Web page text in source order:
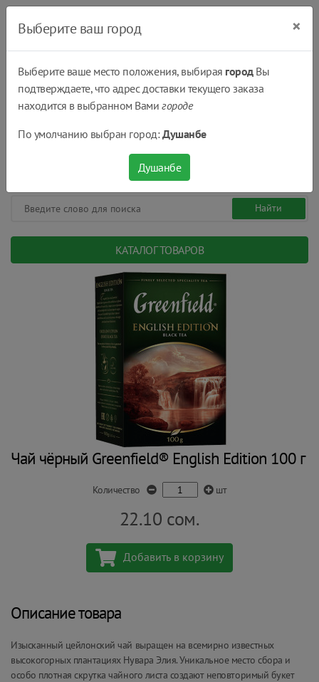
КАТАЛОГ ТОВАРОВ
Чай чёрный Greenfield® English Edition 100 г
Количество шт
22.10 сом.
Добавить в корзину
Описание товара
Изысканный цейлонский чай выращен на всемирно известных
высокогорных плантациях Нувара Элия. Уникальное место сбора и
особо плотная скрутка чайного листа создают неповторимый букет
Выберите ваш город ×
Выберите ваше место положения, выбирая городВы
подтверждаете, что адрес доставки текущего заказа
находится в выбранном Вамигороде
По умолчанию выбран город:Душанбе
Душанбе